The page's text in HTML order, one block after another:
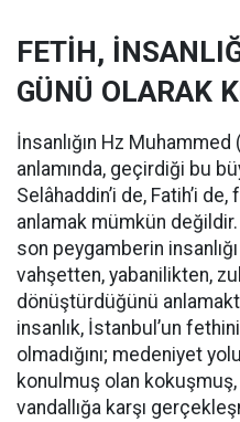
FETİH,
GÜNÜ OLARAK
İnsanlığın Hz
anlamında, geçirdiği bu
Selâhaddin’i de, Fatih’i
anlamak mümkün değildir.
son peygamberin
vahşetten, yabanilikten,
dönüştürdüğünü
insanlık, İstanbul’un
olmadığını; medeniyet
konulmuş olan
vandallığa karşı